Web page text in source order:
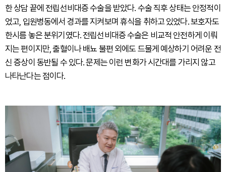
한 상담 끝에 전립선비대증 수술을 받았다. 수술 직후 상태는 안정적이
었고, 입원병동에서 경과를 지켜보며 휴식을 취하고 있었다. 보호자도
한시름 놓은 분위기였다. 전립선비대증 수술은 비교적 안전하게 이뤄
지는 편이지만, 출혈이나 배뇨 불편 외에도 드물게 예상하기 어려운 전
신 증상이 동반될 수 있다. 문제는 이런 변화가 시간대를 가리지 않고
나타난다는 점이다.